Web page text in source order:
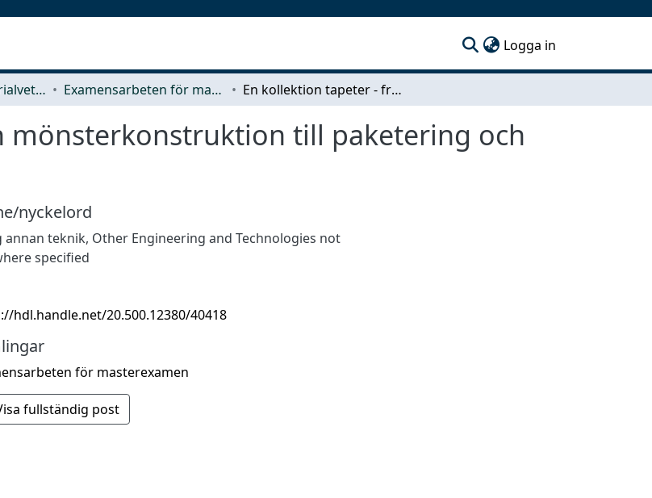
Logga in
Industri- och materialvetenskap (IMS) Examensarbeten för masterexamen En kollektion tapeter - från mönsterkonstruktion till paketering och display
mönsterkonstruktion till paketering och
nyckelord
annan teknik, Other Engineering and Technologies not
specified
hdl.handle.net/20.500.12380/40418
för masterexamen
fullständig post